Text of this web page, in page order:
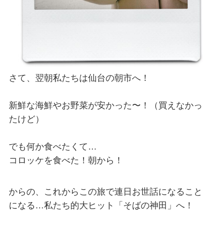
さて、翌朝私たちは仙台の朝市へ！
新鮮な海鮮やお野菜が安かった〜！（買えなかっ
たけど）
でも何か食べたくて…
コロッケを食べた！朝から！
からの、これからこの旅で連日お世話になること
になる…私たち的大ヒット「そばの神田」へ！